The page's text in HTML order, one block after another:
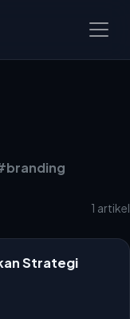
1 artikel
Strategi